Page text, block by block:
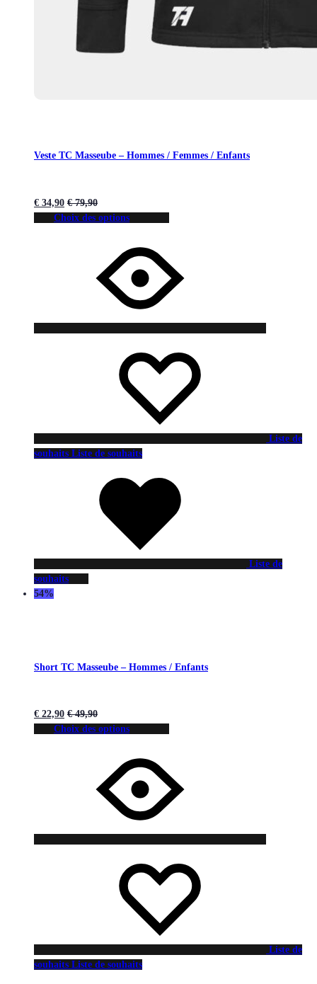
Veste TC Masseube – Hommes / Femmes / Enfants
€ 34,90 €79,90
Choix des options
Liste de
souhaits Liste de souhaits
Liste de
souhaits
54%
Short TC Masseube – Hommes / Enfants
€ 22,90 €49,90
Choix des options
Liste de
souhaits Liste de souhaits